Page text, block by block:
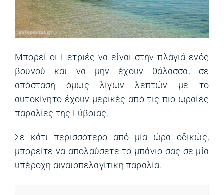
Μπορεί οι Πετριές να είναι στην πλαγιά ενός
βουνού και να μην έχουν θάλασσα, σε
απόσταση όμως λίγων λεπτών με το
αυτοκίνητο έχουν μερικές από τις πιο ωραίες
παραλίες της Εύβοιας.
Σε κάτι περισσότερο από μία ώρα οδικώς,
μπορείτε να απολαύσετε το μπάνιο σας σε μία
υπέροχη αιγαιοπελαγίτικη παραλία.